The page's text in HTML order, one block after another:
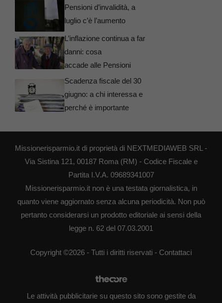
Pensioni d’invalidità, a
luglio c’è l’aumento
L’inflazione continua a far
danni: cosa
accade alle Pensioni
Scadenza fiscale del 30
giugno: a chi interessa e
perché è importante
Missionerisparmio.it di proprietà di NEXTMEDIAWEB SRL -
Via Sistina 121, 00187 Roma (RM) - Codice Fiscale e
Partita I.V.A. 09689341007
Missionerisparmio.it non è una testata giornalistica, in
quanto viene aggiornato senza alcuna periodicità. Non può
pertanto considerarsi un prodotto editoriale ai sensi della
legge n. 62 del 07.03.2001
Copyright ©2026 - Tutti i diritti riservati - Contattaci
Le attività pubblicitarie su questo sito sono gestite da